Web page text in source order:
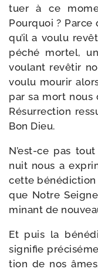
tuer à ce
Pourquoi ?
qu’il a vou­lu
péché mor­tel,
vou­lant revê­tir
vou­lu mou­rir
par sa mort nous
Résurrection
Bon Dieu.
N’est-ce pas
nuit nous a
cette béné­dic­tion
que Notre
mi­nant de
Et puis la
signi­fie
tion de nos